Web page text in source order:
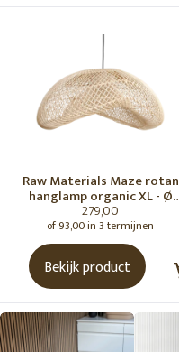
Raw Materials Maze rotan
hanglamp organic XL - Ø
75x31 cm
279,00
of 93,00 in 3 termijnen
Bekijk product